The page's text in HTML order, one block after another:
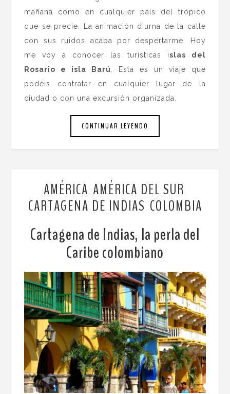
mañana como en cualquier país del trópico
que se precie. La animación diurna de la calle
con sus ruidos acaba por despertarme. Hoy
me voy a conocer las turísticas islas del
Rosario e isla Barú . Esta es un viaje que
podéis contratar en cualquier lugar de la
ciudad o con una excursión organizada.
CONTINUAR LEYENDO
AMÉRICA, AMÉRICA DEL SUR ,
CARTAGENA DE INDIAS , COLOMBIA
Cartagena de Indias, la perla del
Caribe colombiano